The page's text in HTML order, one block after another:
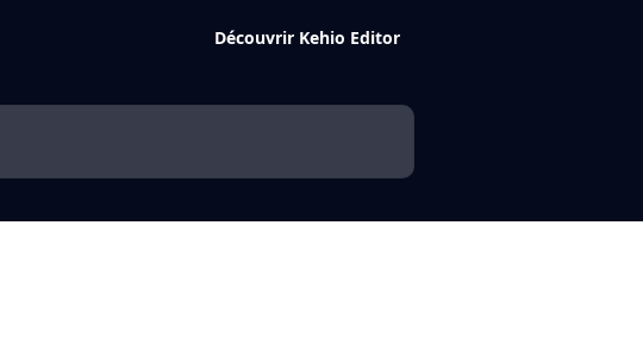
Découvrir Kehio Editor